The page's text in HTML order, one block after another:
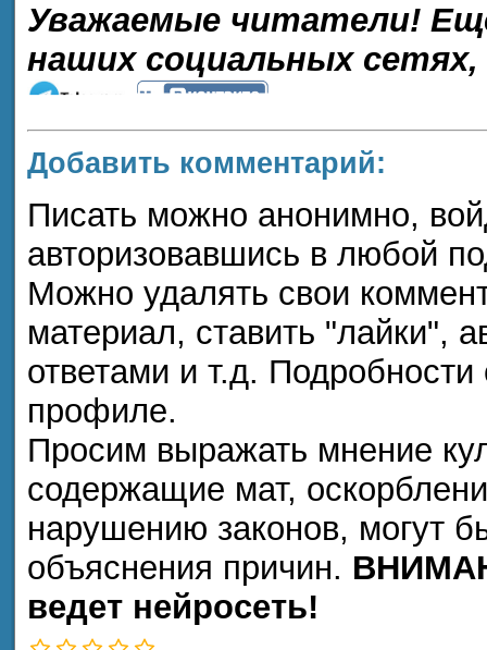
Уважаемые читатели!
наших социальных
Добавить комментарий:
Писать можно анонимно,
авторизовавшись в любой
Можно удалять свои
материал, ставить "лайки",
ответами и т.д.
профиле.
Просим выражать мнение
содержащие мат,
нарушению законов, могут
объяснения причин.
ведет нейросеть!